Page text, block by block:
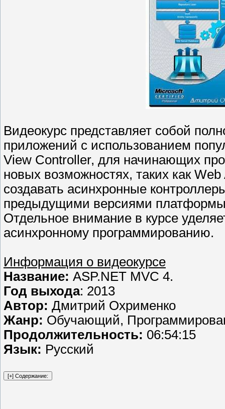
Видеокурс представляет собой
приложений с использованием
View Controller, для начинающих
новых возможностях, таких как
создавать асинхронные
предыдущими версиями
Отдельное внимание в курсе
асинхронному программированию.
Информация о видеокурсе
Название: ASP.NET MVC 4.
Год выхода: 2013
Автор: Дмитрий Охрименко
Жанр: Обучающий,
Продолжительность: 06:54:15
Язык: Русский